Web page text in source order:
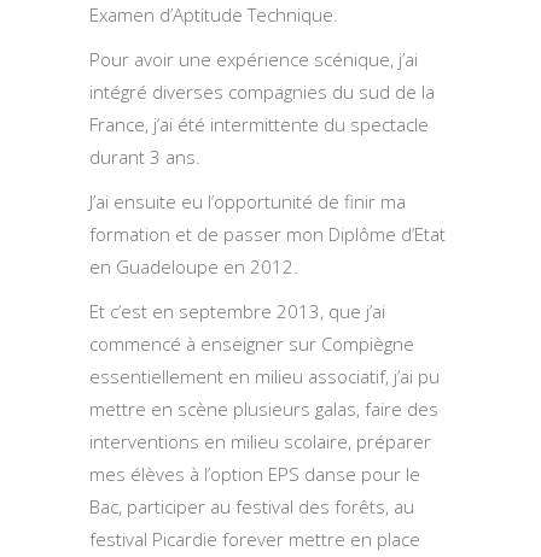
Examen d’Aptitude Technique.
Pour avoir une expérience scénique, j’ai
intégré diverses compagnies du sud de la
France, j’ai été intermittente du spectacle
durant 3 ans.
J’ai ensuite eu l’opportunité de finir ma
formation et de passer mon Diplôme d’Etat
en Guadeloupe en 2012.
Et c’est en septembre 2013, que j’ai
commencé à enseigner sur Compiègne
essentiellement en milieu associatif, j’ai pu
mettre en scène plusieurs galas, faire des
interventions en milieu scolaire, préparer
mes élèves à l’option EPS danse pour le
Bac, participer au festival des forêts, au
festival Picardie forever mettre en place